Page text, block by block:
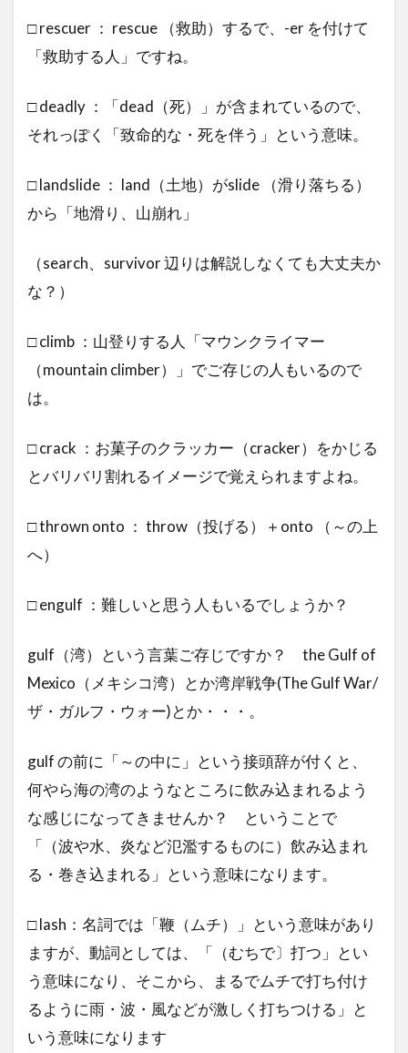
□ rescuer ： rescue （救助）するで、-er を付けて
「救助する人」ですね。
□ deadly ：「dead（死）」が含まれているので、
それっぽく「致命的な・死を伴う」という意味。
□ landslide ： land（土地）がslide （滑り落ちる）
から「地滑り、山崩れ」
（search、survivor 辺りは解説しなくても大丈夫か
な？）
□ climb ：山登りする人「マウンクライマー
（mountain climber）」でご存じの人もいるので
は。
□ crack ：お菓子のクラッカー（cracker）をかじる
とバリバリ割れるイメージで覚えられますよね。
□ thrown onto ： throw（投げる）＋onto （～の上
へ）
□ engulf ：難しいと思う人もいるでしょうか？
gulf（湾）という言葉ご存じですか？ the Gulf of
Mexico（メキシコ湾）とか湾岸戦争(The Gulf War/
ザ・ガルフ・ウォー)とか・・・。
gulf の前に「～の中に」という接頭辞が付くと、
何やら海の湾のようなところに飲み込まれるよう
な感じになってきませんか？ ということで
「（波や水、炎など氾濫するものに）飲み込まれ
る・巻き込まれる」という意味になります。
□ lash：名詞では「鞭（ムチ）」という意味があり
ますが、動詞としては、「（むちで〕打つ」とい
う意味になり、そこから、まるでムチで打ち付け
るように雨・波・風などが激しく打ちつける」と
いう意味になります